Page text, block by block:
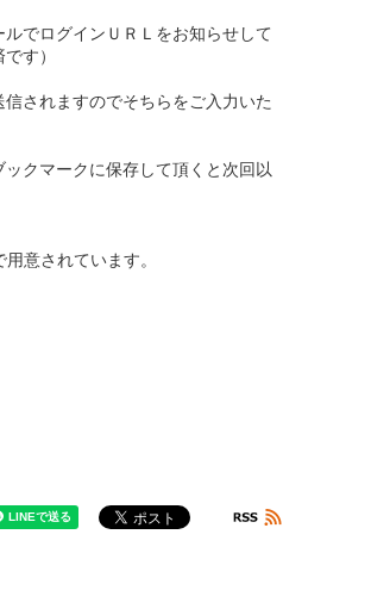
でログインＵＲＬをお知らせして
す）
されますのでそちらをご入力いた
クマークに保存して頂くと次回以
意されています。